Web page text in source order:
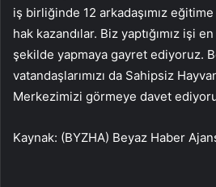
iş birliğinde 12 arkadaşımız
hak kazandılar. Biz yaptığımız işi
şekilde yapmaya gayret ediyoruz.
vatandaşlarımızı da Sahipsiz
Merkezimizi görmeye davet
Kaynak: (BYZHA) Beyaz Haber